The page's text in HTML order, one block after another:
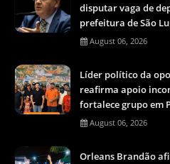
disputar vaga de
prefeitura de São
August 06, 2026
Líder político da
reafirma apoio
fortalece grupo em
August 06, 2026
Orleans Brandão